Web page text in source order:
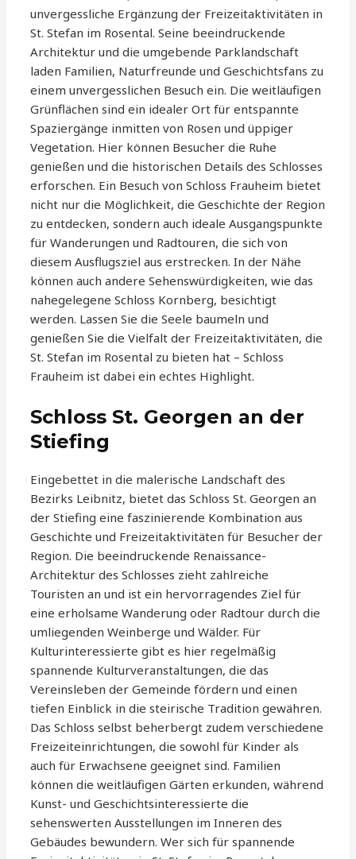
unvergessliche Ergänzung der Freizeitaktivitäten in
St. Stefan im Rosental. Seine beeindruckende
Architektur und die umgebende Parklandschaft
laden Familien, Naturfreunde und Geschichtsfans zu
einem unvergesslichen Besuch ein. Die weitläufigen
Grünflächen sind ein idealer Ort für entspannte
Spaziergänge inmitten von Rosen und üppiger
Vegetation. Hier können Besucher die Ruhe
genießen und die historischen Details des Schlosses
erforschen. Ein Besuch von Schloss Frauheim bietet
nicht nur die Möglichkeit, die Geschichte der Region
zu entdecken, sondern auch ideale Ausgangspunkte
für Wanderungen und Radtouren, die sich von
diesem Ausflugsziel aus erstrecken. In der Nähe
können auch andere Sehenswürdigkeiten, wie das
nahegelegene Schloss Kornberg, besichtigt
werden. Lassen Sie die Seele baumeln und
genießen Sie die Vielfalt der Freizeitaktivitäten, die
St. Stefan im Rosental zu bieten hat – Schloss
Frauheim ist dabei ein echtes Highlight.
Schloss St. Georgen an der
Stiefing
Eingebettet in die malerische Landschaft des
Bezirks Leibnitz, bietet das Schloss St. Georgen an
der Stiefing eine faszinierende Kombination aus
Geschichte und Freizeitaktivitäten für Besucher der
Region. Die beeindruckende Renaissance-
Architektur des Schlosses zieht zahlreiche
Touristen an und ist ein hervorragendes Ziel für
eine erholsame Wanderung oder Radtour durch die
umliegenden Weinberge und Wälder. Für
Kulturinteressierte gibt es hier regelmäßig
spannende Kulturveranstaltungen, die das
Vereinsleben der Gemeinde fördern und einen
tiefen Einblick in die steirische Tradition gewähren.
Das Schloss selbst beherbergt zudem verschiedene
Freizeiteinrichtungen, die sowohl für Kinder als
auch für Erwachsene geeignet sind. Familien
können die weitläufigen Gärten erkunden, während
Kunst- und Geschichtsinteressierte die
sehenswerten Ausstellungen im Inneren des
Gebäudes bewundern. Wer sich für spannende